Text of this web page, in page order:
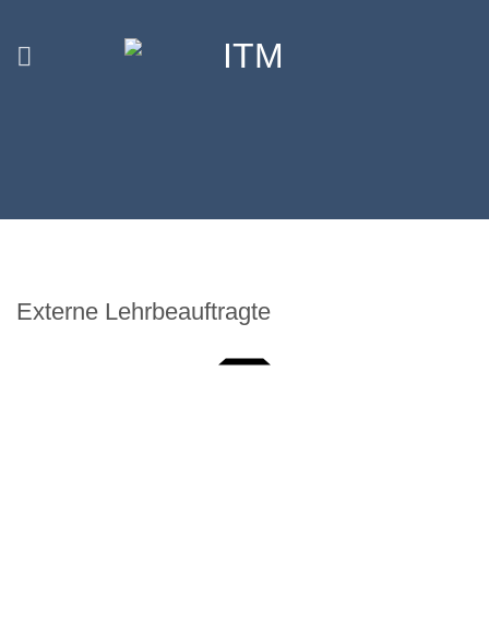
springen
Externe Lehrbeauftragte